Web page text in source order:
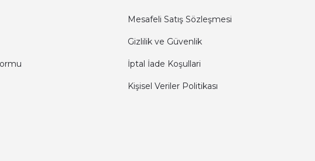
Mesafeli Satış Sözleşmesi
Gizlilik ve Güvenlik
İptal İade Koşullari
Kişisel Veriler Politikası